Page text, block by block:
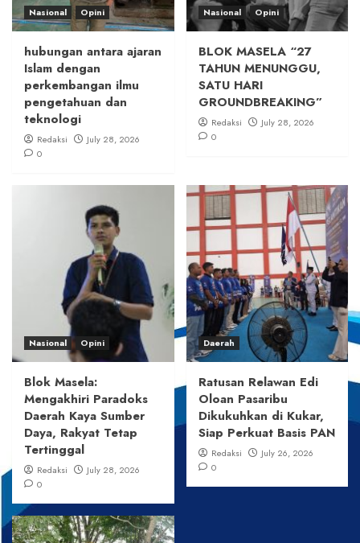
Nasional Opini
hubungan antara ajaran
Islam dengan
perkembangan ilmu
pengetahuan dan
teknologi
Redaksi
July 28, 2026
0
Nasional Opini
BLOK MASELA “27
TAHUN MENUNGGU,
SATU HARI
GROUNDBREAKING”
Redaksi
July 28, 2026
0
Nasional Opini
Blok Masela:
Mengakhiri Paradoks
Daerah Kaya Sumber
Daya, Rakyat Tetap
Tertinggal
Redaksi
July 28, 2026
0
Daerah
Ratusan Relawan Edi
Oloan Pasaribu
Dikukuhkan di Kukar,
Siap Perkuat Basis PAN
Redaksi
July 26, 2026
0